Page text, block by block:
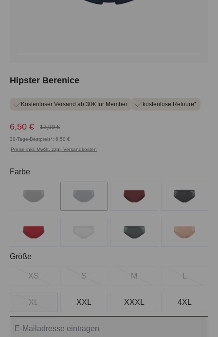
Hipster Berenice
Kostenloser Versand ab 30€ für Member kostenlose Retoure*
6,50 € 12,99 €
30-Tage-Bestpreis*: 6,50 €
Preise inkl. MwSt. zzgl. Versandkosten
Farbe
Größe
XS S M L
XL XXL XXXL 4XL